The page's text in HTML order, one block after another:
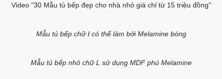
Video "30 Mẫu tủ bếp đẹp cho nhà nhỏ giá chỉ từ 15 triệu đồng"
Mẫu tủ bếp chữ I có thể làm bởi Melamine bóng
Mẫu tủ bếp nhỏ chữ L sử dụng MDF phủ Melamine